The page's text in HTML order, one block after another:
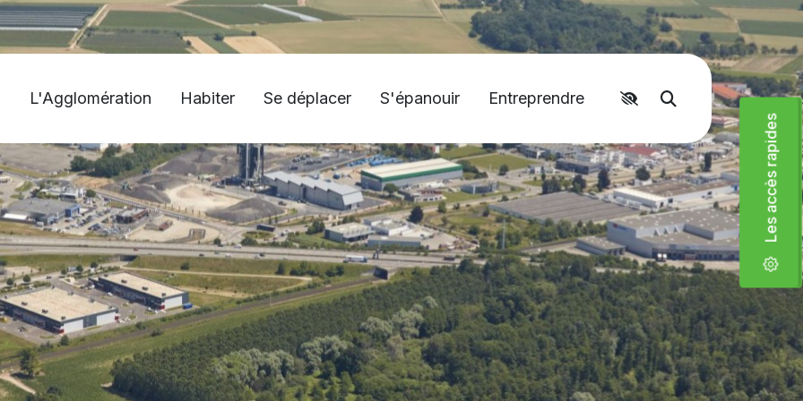
Moteur de
L'Agglomération Habiter Se déplacer S'épanouir Entreprendre
Les accès rapides
Accéder aux liens rapides